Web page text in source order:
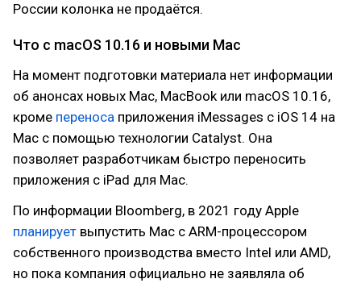
России колонка не продаётся.
Что с macOS 10.16 и новыми Mac
На момент подготовки материала нет информации
об анонсах новых Mac, MacBook или macOS 10.16,
кроме переноса приложения iMessages с iOS 14 на
Mac с помощью технологии Catalyst. Она
позволяет разработчикам быстро переносить
приложения с iPad для Mac.
По информации Bloomberg, в 2021 году Apple
планирует выпустить Mac с ARM-процессором
собственного производства вместо Intel или AMD,
но пока компания официально не заявляла об